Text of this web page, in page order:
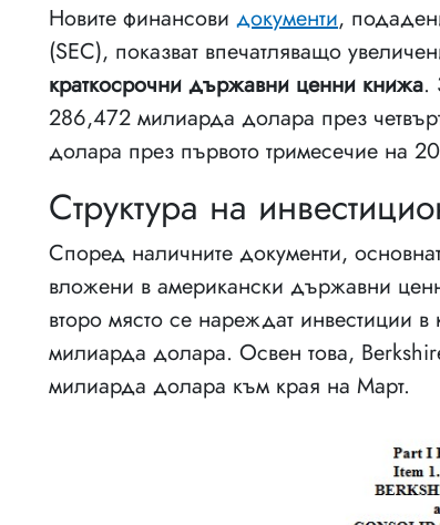
Новите финансови документи,
(SEC), показват впечатляващо
краткосрочни държавни ценни книжа.
286,472 милиарда долара през
долара през първото тримесечие на
Структура на
Според наличните документи,
вложени в американски държавни
второ място се нареждат инвестиции
милиарда долара. Освен това,
милиарда долара към края на Март.